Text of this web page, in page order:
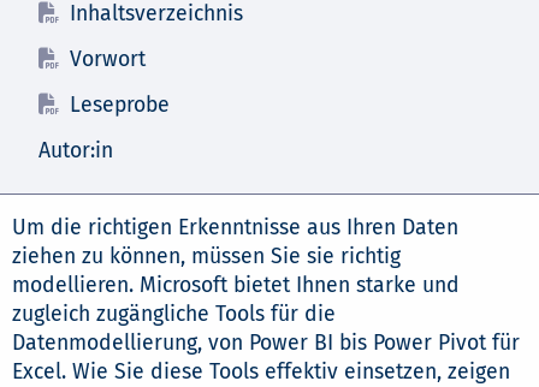
Inhaltsverzeichnis
Vorwort
Leseprobe
Autor:in
Um die richtigen Erkenntnisse aus Ihren Daten
ziehen zu können, müssen Sie sie richtig
modellieren. Microsoft bietet Ihnen starke und
zugleich zugängliche Tools für die
Datenmodellierung, von Power BI bis Power Pivot für
Excel. Wie Sie diese Tools effektiv einsetzen, zeigen